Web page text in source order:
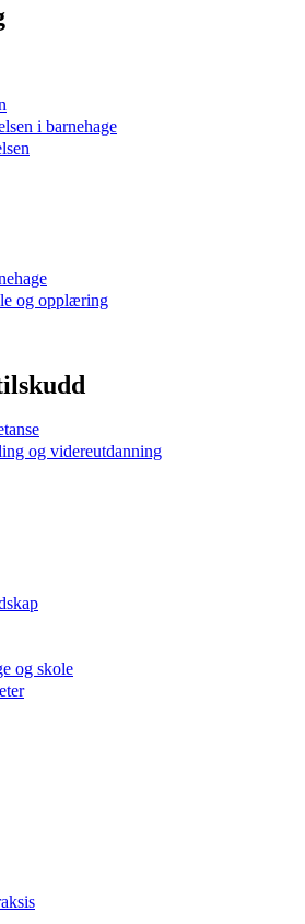
i barnehage
og opplæring
og videreutdanning
og skole